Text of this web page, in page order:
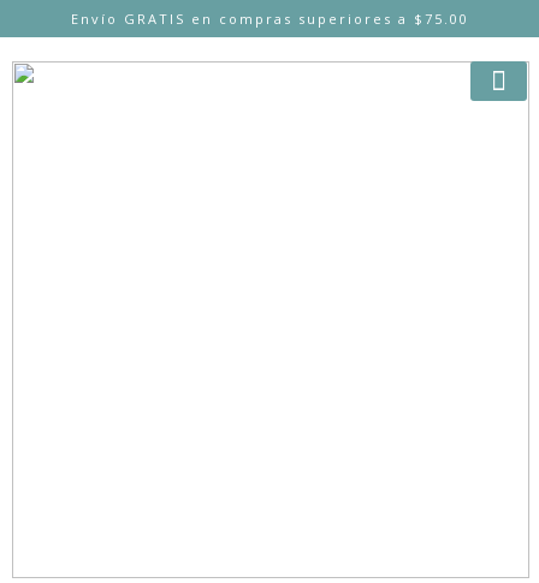
Envío GRATIS en compras superiores a $75.00